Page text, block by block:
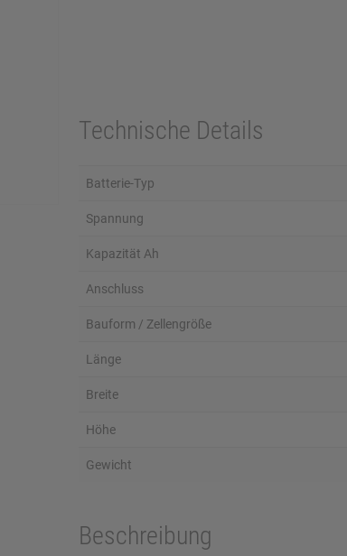
Technische Details
Batterie-Typ
Spannung
Kapazität Ah
Anschluss
Bauform / Zellengröße
Länge
Breite
Höhe
Gewicht
Beschreibung